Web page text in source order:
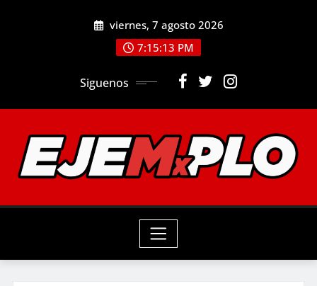
viernes, 7 agosto 2026
7:15:14 PM
Siguenos